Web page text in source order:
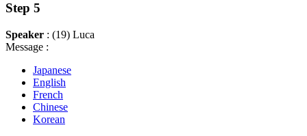
Step 5
Speaker : (19) Luca
Message :
Japanese
English
French
Chinese
Korean